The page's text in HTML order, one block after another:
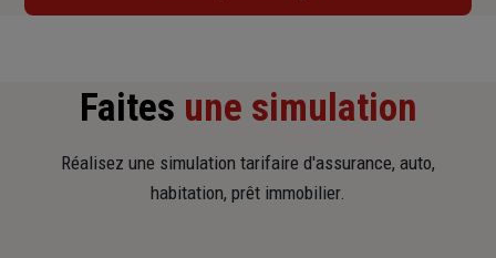
Faites une simulation
Réalisez une simulation tarifaire d'assurance, auto,
habitation, prêt immobilier.